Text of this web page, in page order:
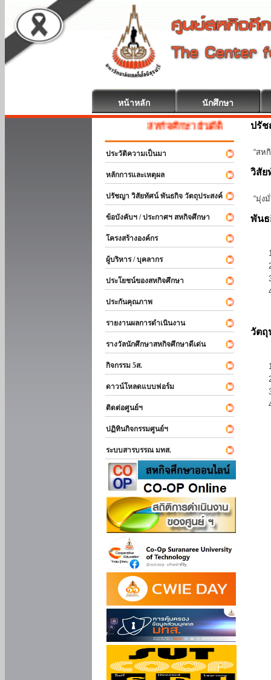
หน้าหลัก นักศึกษา
สหกิจศึกษา ยินดีต้อนรับ
ประวัติความเป็นมา
หลักการและเหตุผล
ปรัชญา วิสัยทัศน์ พันธกิจ วัตถุประสงค์
ข้อบังคับฯ / ประกาศฯ สหกิจศึกษา
โครงสร้างองค์กร
ผู้บริหาร / บุคลากร
ประโยชน์ของสหกิจศึกษา
ประกันคุณภาพ
รายงานผลการดำเนินงาน
รางวัลนักศึกษาสหกิจศึกษาดีเด่น
กิจกรรม 5ส.
ดาวน์โหลดแบบฟอร์ม
ติดต่อศูนย์ฯ
ปฏิทินกิจกรรมศูนย์ฯ
ระบบสารบรรณ มทส.
ปรั
“สห
วิสัย
“มุ่ง
พัน
วัตถุ